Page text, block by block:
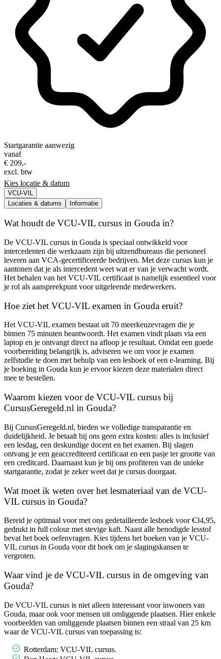
Startgarantie aanwezig
vanaf
€ 209,-
excl. btw
Kies locatie & datum
VCU-VIL
Locaties & datums
Informatie
Wat houdt de VCU-VIL cursus in Gouda in?
De VCU-VIL cursus in Gouda is speciaal ontwikkeld voor
intercedenten die werkzaam zijn bij uitzendbureaus die personeel
leveren aan VCA-gecertificeerde bedrijven. Met deze cursus kun je
aantonen dat je als intercedent weet wat er van je verwacht wordt.
Het behalen van het VCU-VIL certificaat is namelijk essentieel voor
je rol als aanspreekpunt voor uitgeleende medewerkers.
Hoe ziet het VCU-VIL examen in Gouda eruit?
Het VCU-VIL examen bestaat uit 70 meerkeuzevragen die je
binnen 75 minuten beantwoordt. Het examen vindt plaats via een
laptop en je ontvangt direct na afloop je resultaat. Omdat een goede
voorbereiding belangrijk is, adviseren we om voor je examen
zelfstudie te doen met behulp van een lesboek of een e-learning. Bij
je boeking in Gouda kun je ervoor kiezen deze materialen direct
mee te bestellen.
Waarom kiezen voor de VCU-VIL cursus bij
CursusGeregeld.nl in Gouda?
Bij CursusGeregeld.nl, bieden we volledige transparantie en
duidelijkheid. Je betaalt bij ons geen extra kosten: alles is inclusief
een lesdag, een deskundige docent en het examen. Bij slagen
ontvang je een geaccrediteerd certificaat en een pasje ter grootte van
een creditcard. Daarnaast kun je bij ons profiteren van de unieke
startgarantie, zodat je zeker weet dat je cursus doorgaat.
Wat moet ik weten over het lesmateriaal van de VCU-
VIL cursus in Gouda?
Bereid je optimaal voor met ons gedetailleerde lesboek voor €34,95,
gedrukt in full colour met stevige kaft. Naast alle benodigde lesstof
bevat het boek oefenvragen. Kies tijdens het boeken van je VCU-
VIL cursus in Gouda voor dit boek om je slagingskansen te
vergroten.
Waar vind je de VCU-VIL cursus in de omgeving van
Gouda?
De VCU-VIL cursus is niet alleen interessant voor inwoners van
Gouda, maar ook voor mensen uit omliggende plaatsen. Hier enkele
voorbeelden van omliggende plaatsen binnen een straal van 25 km
waar de VCU-VIL cursus van toepassing is:
Rotterdam: VCU-VIL cursus.